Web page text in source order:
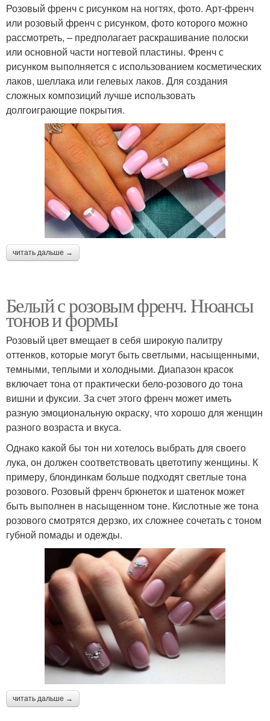
Розовый френч с рисунком на ногтях, фото. Арт-френч
или розовый френч с рисунком, фото которого можно
рассмотреть, – предполагает раскрашивание полоски
или основной части ногтевой пластины. Френч с
рисунком выполняется с использованием косметических
лаков, шеллака или гелевых лаков. Для создания
сложных композиций лучше использовать
долгоиграющие покрытия.
читать дальше →
Белый с розовым френч. Нюансы
тонов и формы
Розовый цвет вмещает в себя широкую палитру
оттенков, которые могут быть светлыми, насыщенными,
темными, теплыми и холодными. Диапазон красок
включает тона от практически бело-розового до тона
вишни и фуксии. За счет этого френч может иметь
разную эмоциональную окраску, что хорошо для женщин
разного возраста и вкуса.
Однако какой бы тон ни хотелось выбрать для своего
лука, он должен соответствовать цветотипу женщины. К
примеру, блондинкам больше подходят светлые тона
розового. Розовый френч брюнеток и шатенок может
быть выполнен в насыщенном тоне. Кислотные же тона
розового смотрятся дерзко, их сложнее сочетать с тоном
губной помады и одежды.
читать дальше →